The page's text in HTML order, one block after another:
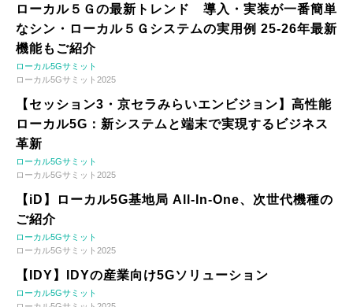
ローカル５Ｇの最新トレンド 導入・実装が一番簡単
なシン・ローカル５Ｇシステムの実用例 25-26年最新
機能もご紹介
ローカル5Gサミット
ローカル5Gサミット2025
【セッション3・京セラみらいエンビジョン】高性能
ローカル5G：新システムと端末で実現するビジネス
革新
ローカル5Gサミット
ローカル5Gサミット2025
【iD】ローカル5G基地局 All-In-One、次世代機種の
ご紹介
ローカル5Gサミット
ローカル5Gサミット2025
【IDY】IDYの産業向け5Gソリューション
ローカル5Gサミット